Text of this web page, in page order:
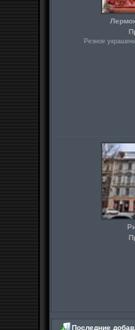
Резное
Последние